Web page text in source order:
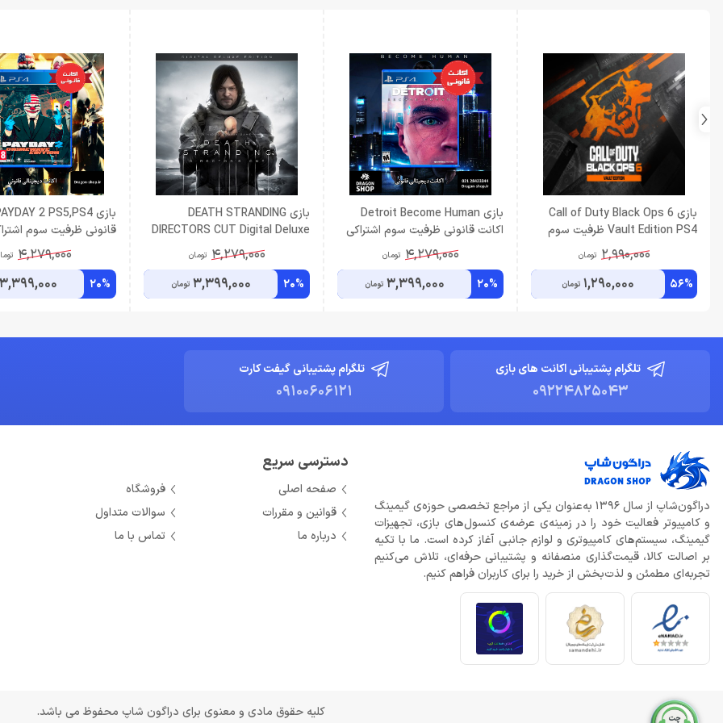
بازی Call of Duty Black Ops 6
Vault Edition PS4 ظرفيت سوم
ظرفیت سوم اشتراکی
2,990,000 تومان
56%
1,290,000 تومان
بازی Detroit Become Human
اکانت قانونی ظرفیت سوم اشتراکی
4,279,000 تومان
20%
3,399,000 تومان
بازی DEATH STRANDING
DIRECTORS CUT Digital Deluxe
4,279,000 تومان
20%
3,399,000 تومان
قانونی ظرفیت سوم
4,279,000
20%
3,399,000
تلگرام پشتیبانی اکانت های بازی
09224825043
تلگرام پشتیبانی گیفت کارت
09100606121
دراگون‌شاپ از سال 1396 به‌عنوان یکی از مراجع تخصصی حوزه‌ی گیمینگ
و کامپیوتر فعالیت خود را در زمینه‌ی عرضه‌ی کنسول‌های بازی، تجهیزات
گیمینگ، سیستم‌های کامپیوتری و لوازم جانبی آغاز کرده است. ما با تکیه
بر اصالت کالا، قیمت‌گذاری منصفانه و پشتیبانی حرفه‌ای، تلاش می‌کنیم
تجربه‌ای مطمئن و لذت‌بخش از خرید را برای کاربران فراهم کنیم.
دسترسی سریع
صفحه اصلی
فروشگاه
قوانین و مقررات
سوالات متداول
درباره ما
تماس با ما
کلیه حقوق مادی و معنوی برای دراگون شاپ محفوظ می باشد.